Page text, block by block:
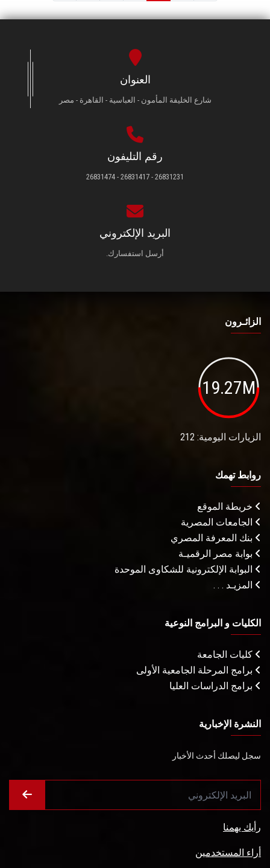
العنوان
شارع الخليفة المأمون - العباسية - القاهرة - مصر
رقم التليفون
26831231 - 26831417 - 26831474
البريد الإلكتروني
أرسل استفسارك.
الزائـرون
19.27M
الزيارات اليومية: 212
روابط تهمك
خريطة الموقع
الجامعات المصرية
بنك المعرفة المصري
بوابة مصر الرقميـة
البوابة الإلكترونية للشكاوى الموحدة
المزيـد . . .
الكليات و البرامج النوعية
كليات الجامعة
برامج المرحلة الجامعية الأولى
برامج الدراسات العليا
النشرة الإخبارية
سجل ليصلك أحدث الأخبار
رأيك يهمنا
أراء المستخدمين